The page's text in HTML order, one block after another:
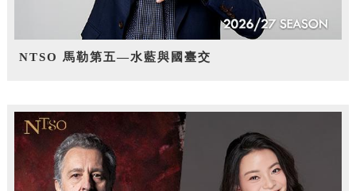
NTSO 馬勒第五—水藍與國臺交